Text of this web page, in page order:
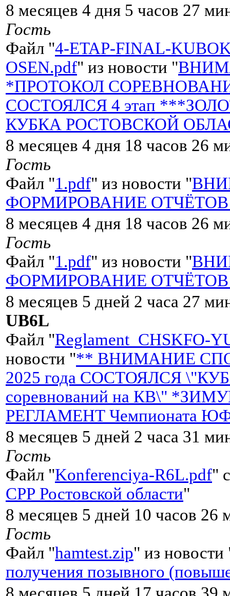
8 месяцев 4 дня 5 часов 27
Гость
Файл "4-ETAP-FINAL-
OSEN.pdf" из новости "
*ПРОТОКОЛ
СОСТОЯЛСЯ 4 этап
КУБКА РОСТОВСКОЙ
8 месяцев 4 дня 18 часов 26
Гость
Файл "1.pdf" из новости "
ФОРМИРОВАНИЕ ОТЧЁТОВ
8 месяцев 4 дня 18 часов 26
Гость
Файл "1.pdf" из новости "
ФОРМИРОВАНИЕ ОТЧЁТОВ
8 месяцев 5 дней 2 часа 27
UB6L
Файл "Reglament_CHSKFO-
новости "** ВНИМАНИЕ
2025 года СОСТОЯЛСЯ
соревнований на КВ\"
РЕГЛАМЕНТ Чемпионата
8 месяцев 5 дней 2 часа 31
Гость
Файл "Konferenciya-R6L.pdf"
СРР Ростовской области"
8 месяцев 5 дней 10 часов 26
Гость
Файл "hamtest.zip" из новости
получения позывного